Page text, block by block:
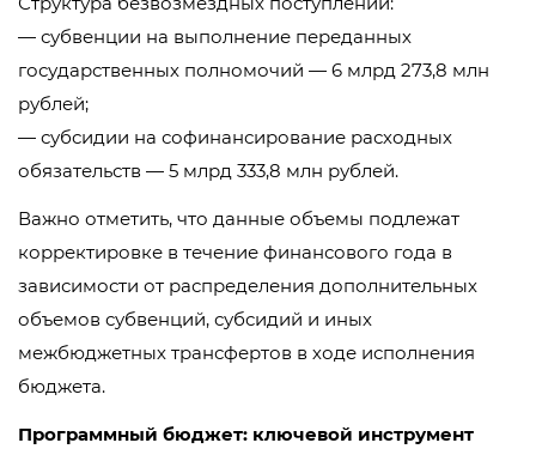
— субвенции на выполнение переданных
государственных полномочий — 6 млрд 273,8 млн
рублей;
— субсидии на софинансирование расходных
обязательств — 5 млрд 333,8 млн рублей.
Важно отметить, что данные объемы подлежат
корректировке в течение финансового года в
зависимости от распределения дополнительных
объемов субвенций, субсидий и иных
межбюджетных трансфертов в ходе исполнения
бюджета.
Программный бюджет: ключевой инструмент